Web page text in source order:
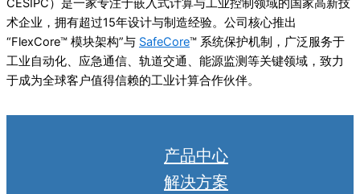
CESIPC）是一家专注于嵌入式计算与工业控制领域的国家高新技
术企业，拥有超过15年设计与制造经验。公司核心推出
“FlexCore™ 模块架构”与 SafeCore™ 系统保护机制，广泛服务于
工业自动化、应急通信、轨道交通、能源监测等关键领域，致力
于成为全球客户值得信赖的工业计算合作伙伴。
产品中心
解决方案